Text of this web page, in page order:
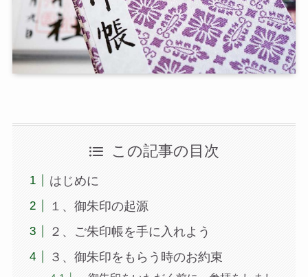
この記事の目次
はじめに
１、御朱印の起源
２、ご朱印帳を手に入れよう
３、御朱印をもらう時のお約束